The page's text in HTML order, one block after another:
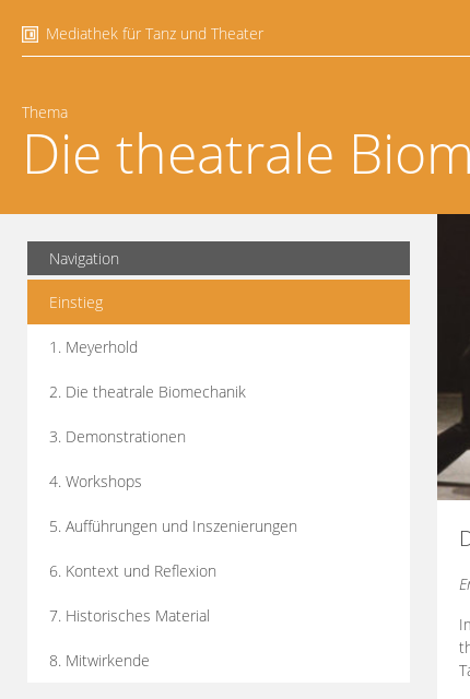
Mediathek für Tanz und Theater
Thema
Die theatrale
Navigation
Einstieg
1. Meyerhold
2. Die theatrale Biomechanik
3. Demonstrationen
4. Workshops
5. Aufführungen und Inszenierungen
6. Kontext und Reflexion
7. Historisches Material
8. Mitwirkende